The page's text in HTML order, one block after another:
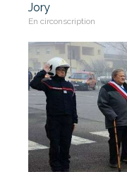
Jory
En circonscription